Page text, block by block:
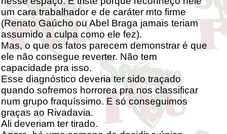
um cara trabalhador e de caráter mto firme
(Renato Gaúcho ou Abel Braga jamais teriam
assumido a culpa como ele fez).
Mas, o que os fatos parecem demonstrar é que
ele não consegue reverter. Não tem
capacidade pra isso.
Esse diagnóstico deveria ter sido traçado
quando sofremos horrorea pra nos classificar
num grupo fraquíssimo. E só conseguimos
graças ao Rivadavia.
Ali deveriam ter tirado.